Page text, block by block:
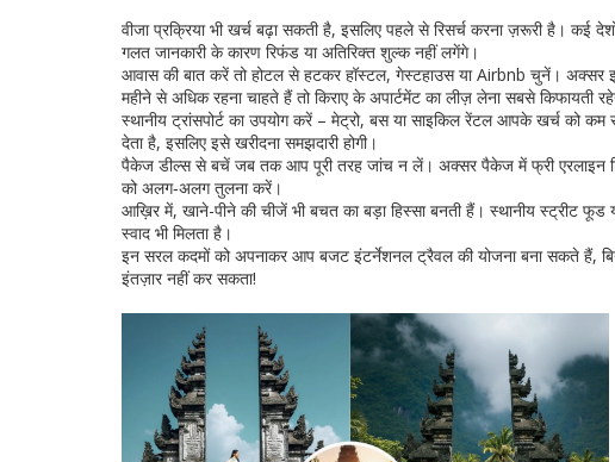
वीजा प्रक्रिया भी खर्च बढ़ा सकती है, इसलिए पहले से रिसर्च करना ज़रूरी है। कई
गलत जानकारी के कारण रिफंड या अतिरिक्त शुल्क नहीं लगेंगे।
आवास की बात करें तो होटल से हटकर हॉस्टल, गेस्टहाउस या Airbnb चुनें। अक्सर
महीने से अधिक रहना चाहते हैं तो किराए के अपार्टमेंट का लीज़ लेना सबसे किफायती
स्थानीय ट्रांसपोर्ट का उपयोग करें – मेट्रो, बस या साइकिल रेंटल आपके खर्च को
देता है, इसलिए इसे खरीदना समझदारी होगी।
पैकेज डील्स से बचें जब तक आप पूरी तरह जांच न लें। अक्सर पैकेज में फ्री एरलाइन
को अलग‑अलग तुलना करें।
आख़िर में, खाने-पीने की चीजें भी बचत का बड़ा हिस्सा बनती हैं। स्थानीय स्ट्रीट
स्वाद भी मिलता है।
इन सरल कदमों को अपनाकर आप बजट इंटर्नेशनल ट्रैवल की योजना बना सकते हैं,
इंतज़ार नहीं कर सकता!